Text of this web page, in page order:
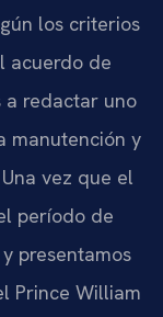
los criterios
acuerdo de
a redactar uno
manutención y
vez que el
período de
presentamos
Prince William